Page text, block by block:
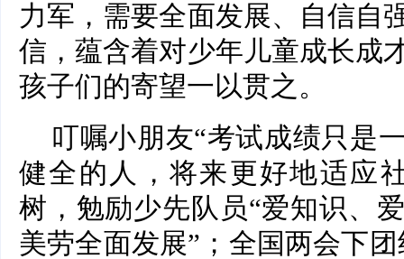
力军，需要全面发展、自信自
信，蕴含着对少年儿童成长成
孩子们的寄望一以贯之。
叮嘱小朋友“考试成绩只是
健全的人，将来更好地适应
树，勉励少先队员“爱知识、
美劳全面发展”；全国两会下